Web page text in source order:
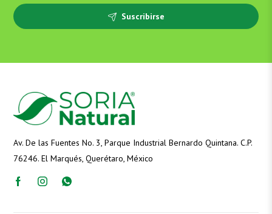
Suscribirse
Av. De las Fuentes No. 3, Parque Industrial Bernardo Quintana. C.P.
76246. El Marqués, Querétaro, México